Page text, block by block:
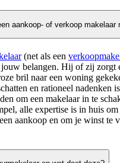
aankoop- of verkoop makelaar
(net als een
belangen. Hij of zij zorgt
bril naar een woning
en rationeel nadenken
om een makelaar in te
alle expertise is in huis
aankoop en om je winst te